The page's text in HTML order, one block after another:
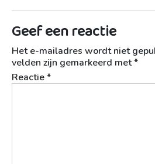
Geef een reactie
Het e-mailadres wordt niet
velden zijn gemarkeerd met*
Reactie*